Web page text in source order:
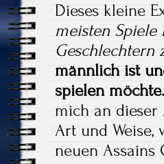
Dieses kleine
meisten
Geschlechtern
männlich ist
spielen möchte.
mich an dieser
Art und Weise,
neuen